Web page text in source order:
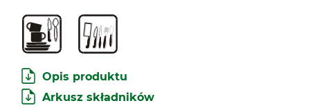
Opis produktu
Arkusz składników